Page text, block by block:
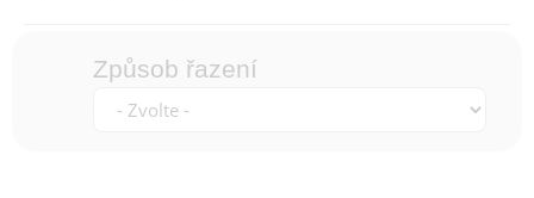
Způsob řazení